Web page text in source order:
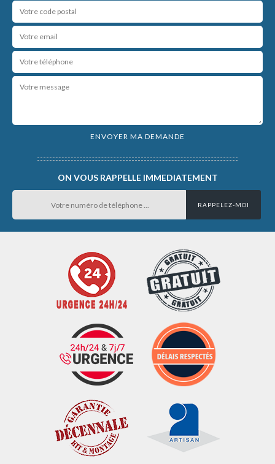
ON VOUS RAPPELLE IMMEDIATEMENT